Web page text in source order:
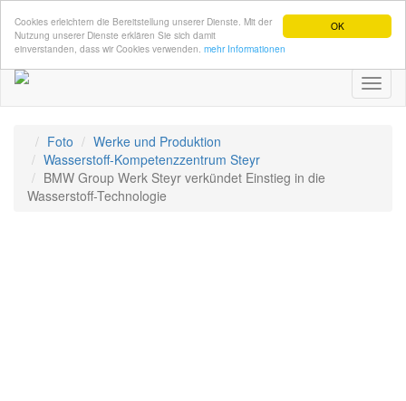
OK
Cookies erleichtern die Bereitstellung unserer Dienste. Mit der
Nutzung unserer Dienste erklären Sie sich damit
einverstanden, dass wir Cookies verwenden. mehr Informationen
Foto
Werke und Produktion
Wasserstoff-Kompetenzzentrum Steyr
BMW Group Werk Steyr verkündet Einstieg in die
Wasserstoff-Technologie